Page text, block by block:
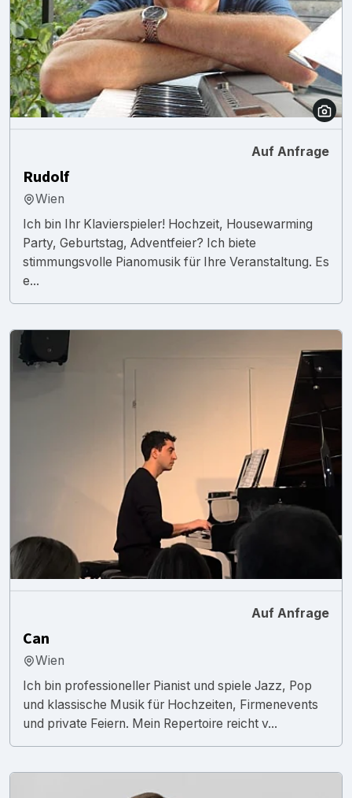
Auf Anfrage
Rudolf
Wien
Ich bin Ihr Klavierspieler! Hochzeit, Housewarming
Party, Geburtstag, Adventfeier? Ich biete
stimmungsvolle Pianomusik für Ihre Veranstaltung. Es
e...
Auf Anfrage
Can
Wien
Ich bin professioneller Pianist und spiele Jazz, Pop
und klassische Musik für Hochzeiten, Firmenevents
und private Feiern. Mein Repertoire reicht v...